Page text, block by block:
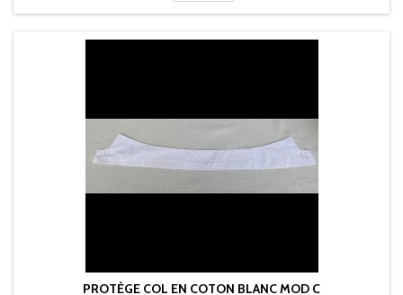
PROTÈGE COL EN COTON BLANC MOD C